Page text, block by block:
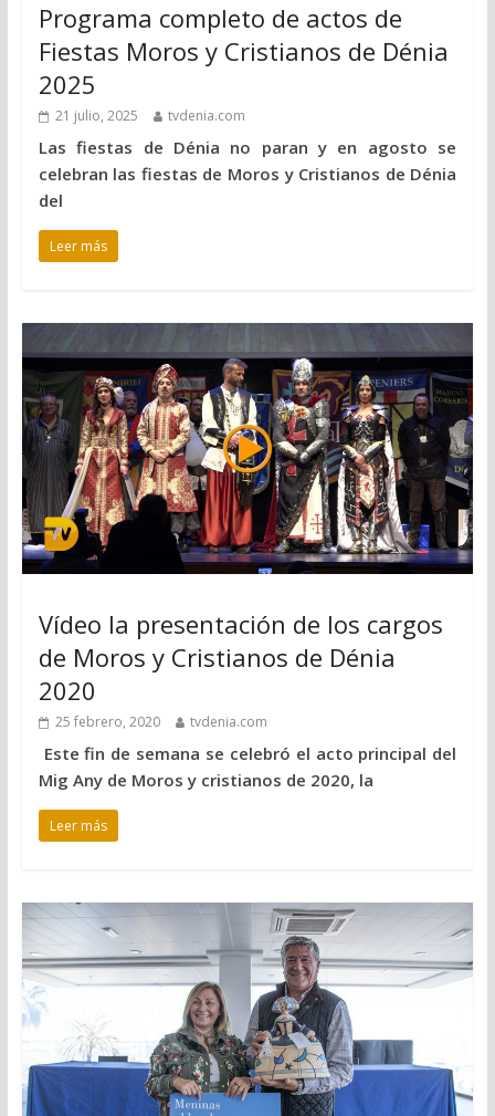
Programa completo de actos de
Fiestas Moros y Cristianos de Dénia
2025
21 julio, 2025 tvdenia.com
Las fiestas de Dénia no paran y en agosto se
celebran las fiestas de Moros y Cristianos de Dénia
del
Leer más
Vídeo la presentación de los cargos
de Moros y Cristianos de Dénia
2020
25 febrero, 2020 tvdenia.com
Este fin de semana se celebró el acto principal del
Mig Any de Moros y cristianos de 2020, la
Leer más